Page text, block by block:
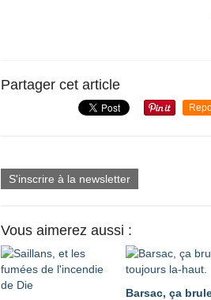
Partager cet article
S'inscrire à la newsletter
Vous aimerez aussi :
Barsac, ça